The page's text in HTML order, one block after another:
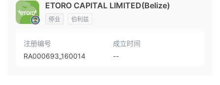
ETORO CAPITAL LIMITED(Belize)
停业 伯利兹
注册编号
RA000693_160014
成立时间
--